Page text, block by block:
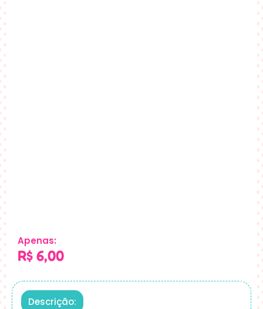
Apenas:
R$ 6,00
Descrição: